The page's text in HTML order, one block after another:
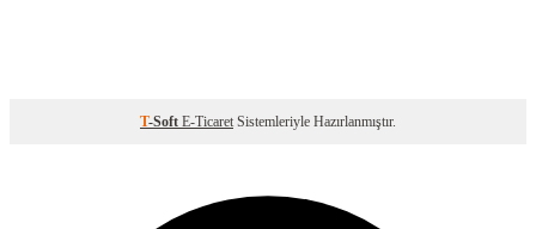
T-Soft E-Ticaret Sistemleriyle Hazırlanmıştır.